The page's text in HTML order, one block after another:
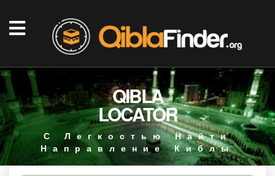
QIBLA
LOCATOR
С Легкостью Найти
Направление Киблы